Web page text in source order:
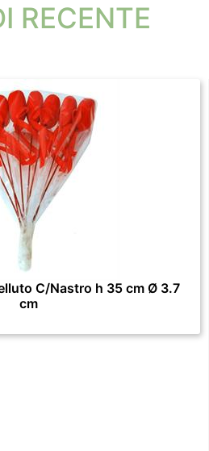
RECENTE
C/Nastro h 35 cm Ø 3.7
cm